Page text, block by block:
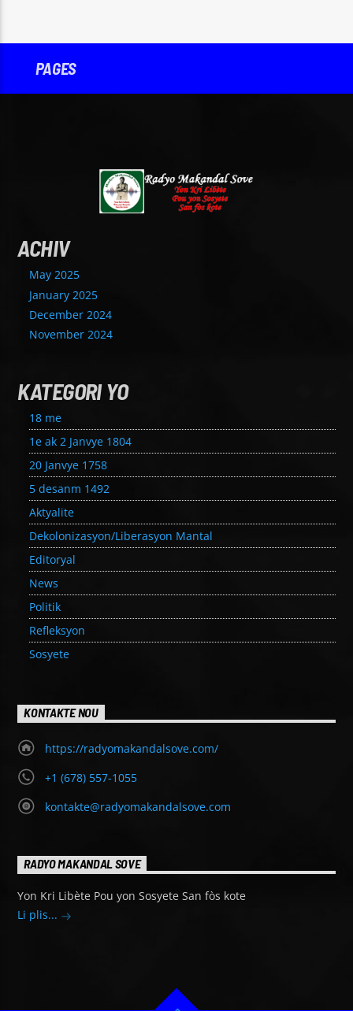
PAGES
ACHIV
May 2025
January 2025
December 2024
November 2024
KATEGORI YO
18 me
1e ak 2 Janvye 1804
20 Janvye 1758
5 desanm 1492
Aktyalite
Dekolonizasyon/Liberasyon Mantal
Editoryal
News
Politik
Refleksyon
Sosyete
KONTAKTE NOU
https://radyomakandalsove.com/
+1 (678) 557-1055
kontakte@radyomakandalsove.com
RADYO MAKANDAL SOVE
Yon Kri Libète Pou yon Sosyete San fòs kote
Li plis...